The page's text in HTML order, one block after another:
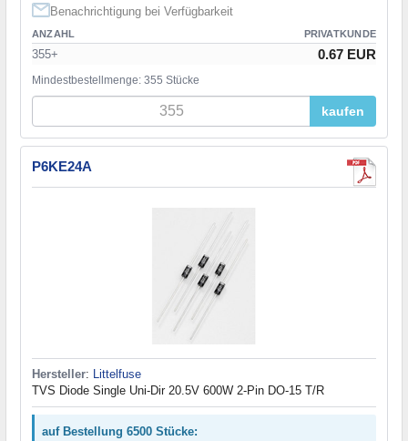
Benachrichtigung bei Verfügbarkeit
ANZAHL PRIVATKUNDE
355+ 0.67 EUR
Mindestbestellmenge: 355 Stücke
kaufen
P6KE24A
Hersteller:
Littelfuse
TVS Diode Single Uni-Dir 20.5V 600W 2-Pin DO-15 T/R
auf Bestellung 6500 Stücke: